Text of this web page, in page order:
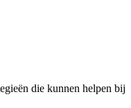
die kunnen helpen bij